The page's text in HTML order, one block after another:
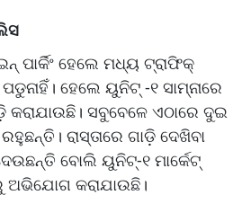
ପାର୍କିଂ ହେଲେ ମଧ୍ୟ ଟ୍ରାଫିକ୍‌‌
ହେଲେ ୟୁନିଟ୍‌‌ -୧ ସାମ୍ନାରେ
କରାଯାଉଛି। ସବୁବେଳେ ଏଠାରେ ଦୁଇ
ରାସ୍ତାରେ ଗାଡ଼ି ଦେଖିବା
ବୋଲି ୟୁନିଟ୍‌‌-୧ ମାର୍କେଟ୍‌‌
ଅଭିଯୋଗ କରାଯାଉଛି।